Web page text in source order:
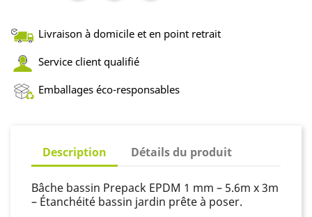
Livraison à domicile et en point retrait
Service client qualifié
Emballages éco-responsables
Description Détails du produit
Bâche bassin Prepack EPDM 1 mm – 5.6m x 3m
– Étanchéité bassin jardin prête à poser.